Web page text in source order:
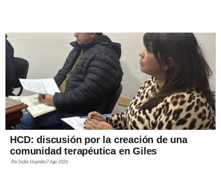
HCD: discusión por la creación de una
comunidad terapéutica en Giles
PorSofía Stupiello 7 Ago 2026